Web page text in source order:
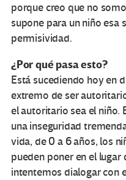
porque creo que no
supone para un niño esa
permisividad.
¿Por qué pasa esto?
Está sucediendo hoy en
extremo de ser
el autoritario sea el niño.
una inseguridad
vida, de 0 a 6 años, los
pueden poner en el
intentemos dialogar con